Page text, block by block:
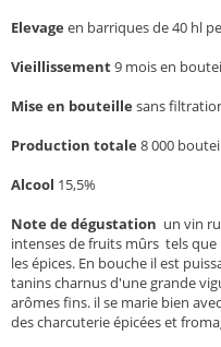
Elevage en barriques de 40 hl
Vieillissement9 mois en
Mise en bouteille sans
Production totale 8 000
Alcool 15,5%
Note de dégustation un vin
intenses de fruits mûrs tels que
les épices. En bouche il est
tanins charnus d'une grande
arômes fins. il se marie bien
des charcuterie épicées et